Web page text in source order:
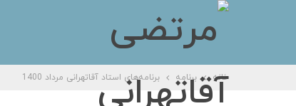
خانه برنامه برنامه‌های استاد آقاتهرانی مرداد 1400